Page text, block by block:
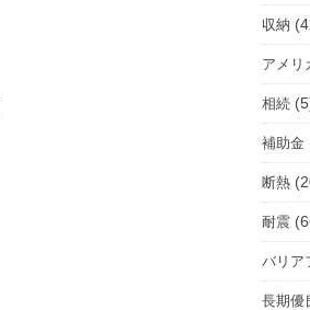
択
収納
アメリ
相続
補助金
断熱
耐震
バリア
長期優